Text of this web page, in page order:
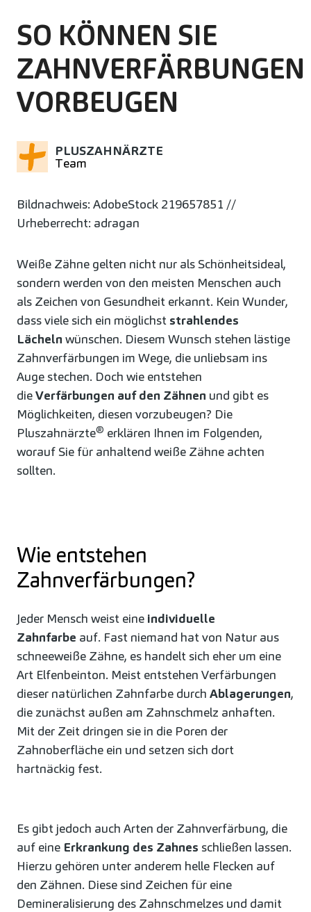
SO KÖNNEN SIE
ZAHNVERFÄRBUNGEN
VORBEUGEN
PLUSZAHNÄRZTE
Team
Bildnachweis: AdobeStock 219657851 //
Urheberrecht: adragan
Weiße Zähne gelten nicht nur als Schönheitsideal,
sondern werden von den meisten Menschen auch
als Zeichen von Gesundheit erkannt. Kein Wunder,
dass viele sich ein möglichst strahlendes
Lächeln wünschen. Diesem Wunsch stehen lästige
Zahnverfärbungen im Wege, die unliebsam ins
Auge stechen. Doch wie entstehen
dieVerfärbungen auf den Zähnen und gibt es
Möglichkeiten, diesen vorzubeugen? Die
Pluszahnärzte® erklären Ihnen im Folgenden,
worauf Sie für anhaltend weiße Zähne achten
sollten.
Wie entstehen
Zahnverfärbungen?
Jeder Mensch weist eine individuelle
Zahnfarbe auf. Fast niemand hat von Natur aus
schneeweiße Zähne, es handelt sich eher um eine
Art Elfenbeinton. Meist entstehen Verfärbungen
dieser natürlichen Zahnfarbe durch Ablagerungen,
die zunächst außen am Zahnschmelz anhaften.
Mit der Zeit dringen sie in die Poren der
Zahnoberfläche ein und setzen sich dort
hartnäckig fest.
Es gibt jedoch auch Arten der Zahnverfärbung, die
auf eine Erkrankung des Zahnes schließen lassen.
Hierzu gehören unter anderem helle Flecken auf
den Zähnen. Diese sind Zeichen für eine
Demineralisierung des Zahnschmelzes und damit